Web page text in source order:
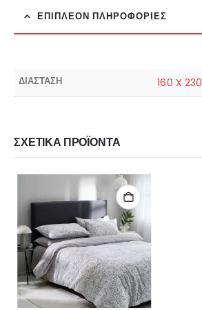
ΕΠΙΠΛΈΟΝ ΠΛΗΡΟΦΟΡΊΕΣ
ΔΙΑΣΤΑΣΗ 160 X 230
ΣΧΕΤΙΚΆ ΠΡΟΪΌΝΤΑ